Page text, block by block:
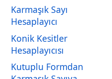
Karmaşık Sayı
Hesaplayıcı
Konik Kesitler
Hesaplayıcısı
Kutuplu Formdan